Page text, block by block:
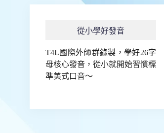
從小學好發音
T4L國際外師群錄製，學好26字
母核心發音，從小就開始習慣標
準美式口音～